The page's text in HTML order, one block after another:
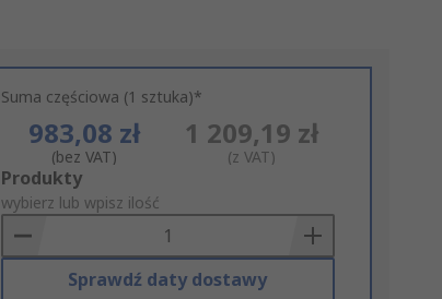
Suma częściowa (1 sztuka)*
983,08 zł
(bez VAT)
1 209,19 zł
(z VAT)
Add
to
Basket
Produkty
wybierz lub wpisz ilość
Sprawdź daty dostawy